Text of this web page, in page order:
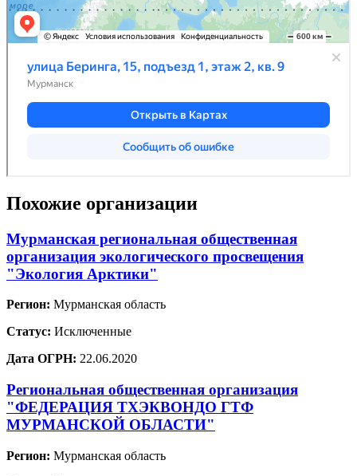
Похожие организации
Мурманская региональная общественная
организация экологического просвещения
"Экология Арктики"
Регион: Мурманская область
Статус: Исключенные
Дата ОГРН: 22.06.2020
Региональная общественная организация
"ФЕДЕРАЦИЯ ТХЭКВОНДО ГТФ
МУРМАНСКОЙ ОБЛАСТИ"
Регион: Мурманская область